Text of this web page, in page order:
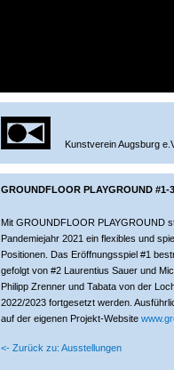
Kunstverein Augsburg
GROUNDFLOOR PLAYGROUND #1-3
Mit GROUNDFLOOR PLAYGROUND
Pandemiejahr 2021 ein flexibles und
Positionen. Das Eröffnungsspiel #1
gefolgt von #2 Laurentius Sauer und
Philipp Zrenner und Tabata von der
2022/2023 fortgesetzt werden.
auf der eigenen Projekt-Website
<- Zurück zu: Ausstellungen